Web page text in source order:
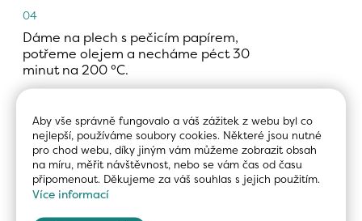
Aby vše správně fungovalo a váš zážitek z webu byl co
nejlepší, používáme soubory cookies. Některé jsou nutné
pro chod webu, díky jiným vám můžeme zobrazit obsah
na míru, měřit návštěvnost, nebo se vám čas od času
připomenout. Děkujeme za váš souhlas s jejich použitím.
Více informací
04
Dáme na plech s pečicím papírem,
potřeme olejem a necháme péct 30
minut na 200 °C.
Suroviny na omáčku smícháme a
podáváme se závitky.
06
Dobrou chuť.